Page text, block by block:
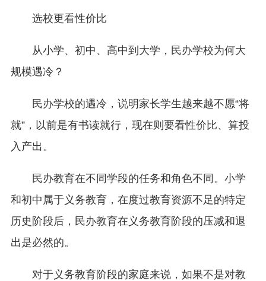
选校更看性价比
从小学、初中、高中到大学，民办学校为何大
规模遇冷？
民办学校的遇冷，说明家长学生越来越不愿“将
就”，以前是有书读就行，现在则要看性价比、算投
入产出。
民办教育在不同学段的任务和角色不同。小学
和初中属于义务教育，在度过教育资源不足的特定
历史阶段后，民办教育在义务教育阶段的压减和退
出是必然的。
对于义务教育阶段的家庭来说，如果不是对教